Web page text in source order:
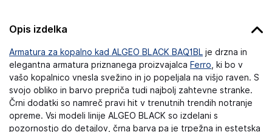
Opis izdelka
Armatura za kopalno kad ALGEO BLACK BAQ1BL je drzna in
elegantna armatura priznanega proizvajalca Ferro , ki bo v
vašo kopalnico vnesla svežino in jo popeljala na višjo raven. S
svojo obliko in barvo prepriča tudi najbolj zahtevne stranke.
Črni dodatki so namreč pravi hit v trenutnih trendih notranje
opreme. Vsi modeli linije ALGEO BLACK so izdelani s
pozornostjo do detajlov, črna barva pa je trpežna in estetska